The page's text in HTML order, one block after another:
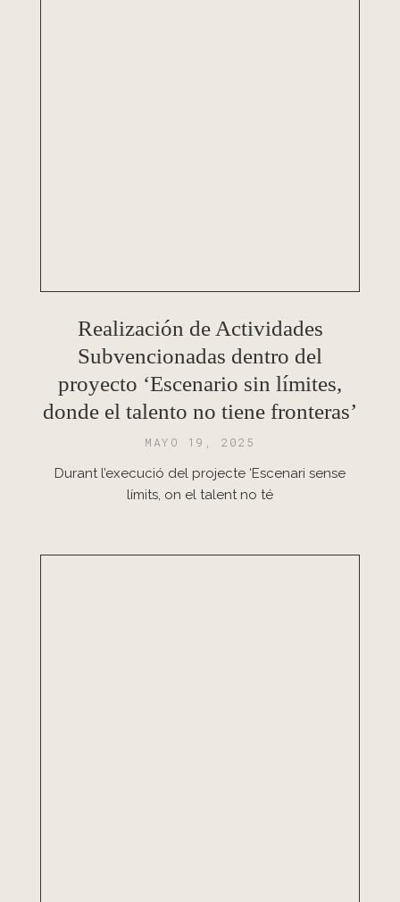
Realización de Actividades
Subvencionadas dentro del
proyecto ‘Escenario sin límites,
donde el talento no tiene fronteras’
MAYO 19, 2025
Durant l’execució del projecte ‘Escenari sense
límits, on el talent no té